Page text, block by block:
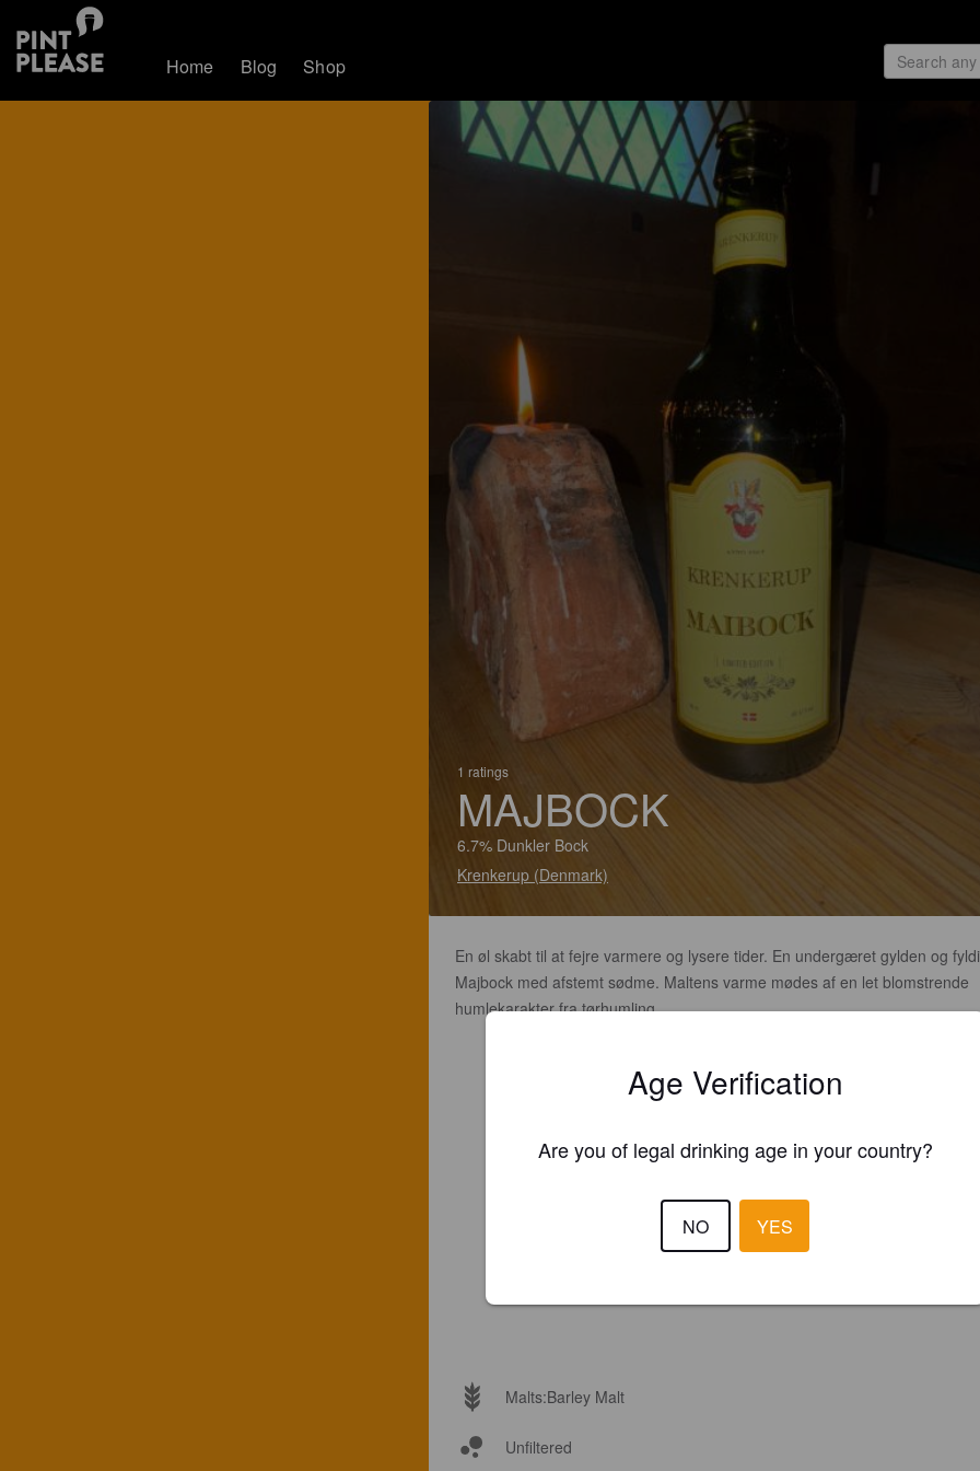
Home Blog Shop
1 ratings
MAJBOCK
6.7% Dunkler Bock
Krenkerup (Denmark)
En øl skabt til at fejre varmere og lysere tider. En undergæret gylden og
Majbock med afstemt sødme. Maltens varme mødes af en let blomstrende
humlekarakter fra tørhumling.
Malts:Barley Malt
Unfiltered
Age Verification
Are you of legal drinking age in your country?
NO YES